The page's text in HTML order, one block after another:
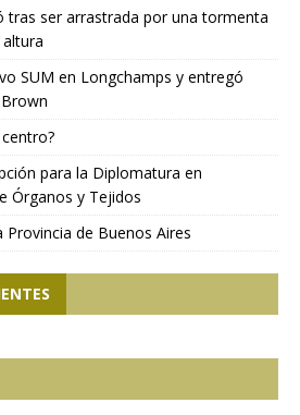
tras ser arrastrada por una tormenta
SUM en Longchamps y entregó
para la Diplomatura en
Órganos y Tejidos
Provincia de Buenos Aires